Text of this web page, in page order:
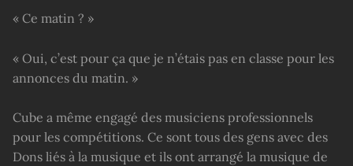
« Ce matin ? »
« Oui, c’est pour ça que je n’étais pas en classe pour les
annonces du matin. »
Cube a même engagé des musiciens professionnels
pour les compétitions. Ce sont tous des gens avec des
Dons liés à la musique et ils ont arrangé la musique de